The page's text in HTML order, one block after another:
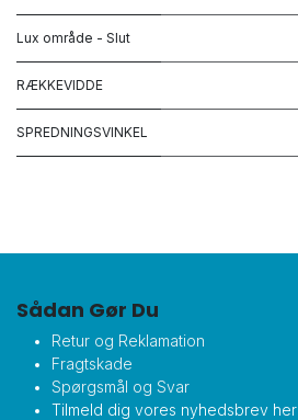
Lux område - Slut
RÆKKEVIDDE
SPREDNINGSVINKEL
Sådan Gør Du
Retur og Reklamation
Fragtskade
Spørgsmål og Svar
Tilmeld dig vores nyhedsbrev her